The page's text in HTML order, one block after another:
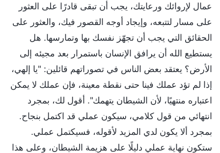
عمال لإروائك ورعايتك، يجب أن تبقى قادرًا على العثور
على مسار لتتبعه، وإيجاد أوجه القصور فيك، والعثور على
الحقائق التي يجب أن تجهّز نفسك بها وتمارسها. هل
يستطيع الله أن يرافق الإنسان باستمرار بعد مجيئه إلى
الأرض؟ يعتقد بعض الناس في تصوراتهم قائلين: "يا إلهي،
إذا لم تؤد عملك فينا حتى نقطة معينة، فإن عملك لا يمكن
اعتباره منتهيًا، لأن الشيطان يتهمك". أقول لك، بمجرد
انتهائي من قول كلامي، سيكون عملي قد اكتمل بنجاح.
بمجرد ألا يكون لدي المزيد لأقوله، فسيكتمل عملي.
ستكون نهاية عملي دليلًا على هزيمة الشيطان، وعلى هذا